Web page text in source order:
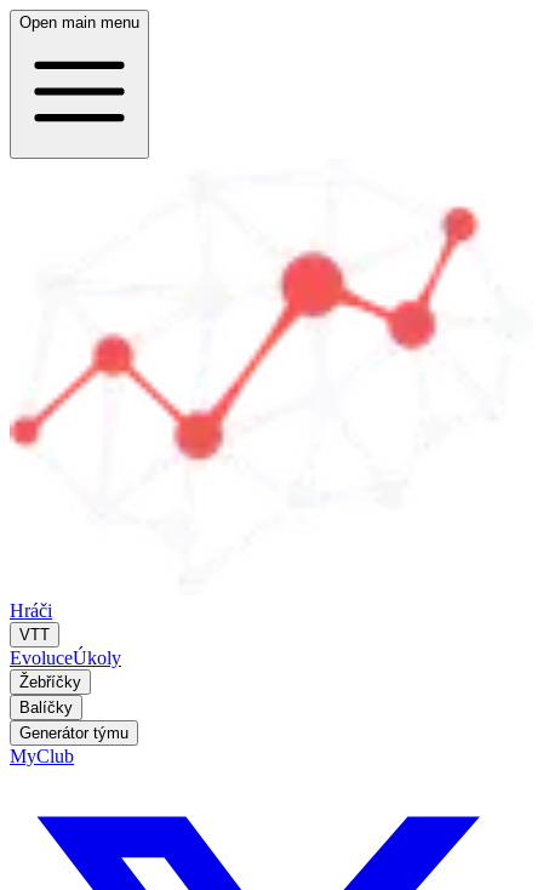
Open main menu
Hráči
VTT
EvoluceÚkoly
Žebříčky
Balíčky
Generátor týmu
MyClub